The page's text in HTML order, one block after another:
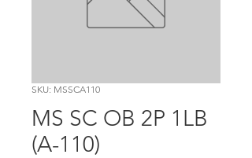
SKU: MSSCA110
MS SC OB 2P 1LB
(A-110)